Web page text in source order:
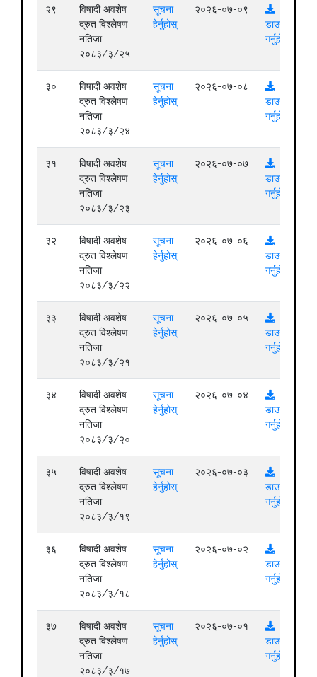
२९
विषादी अवशेष
द्रुत विश्लेषण
नतिजा
२०८३/३/२५
सूचना
हेर्नुहोस्
२०२६-०७-०९
डाउनलोड
गर्नुहोस्
३०
विषादी अवशेष
द्रुत विश्लेषण
नतिजा
२०८३/३/२४
सूचना
हेर्नुहोस्
२०२६-०७-०८
डाउनलोड
गर्नुहोस्
३१
विषादी अवशेष
द्रुत विश्लेषण
नतिजा
२०८३/३/२३
सूचना
हेर्नुहोस्
२०२६-०७-०७
डाउनलोड
गर्नुहोस्
३२
विषादी अवशेष
द्रुत विश्लेषण
नतिजा
२०८३/३/२२
सूचना
हेर्नुहोस्
२०२६-०७-०६
डाउनलोड
गर्नुहोस्
३३
विषादी अवशेष
द्रुत विश्लेषण
नतिजा
२०८३/३/२१
सूचना
हेर्नुहोस्
२०२६-०७-०५
डाउनलोड
गर्नुहोस्
३४
विषादी अवशेष
द्रुत विश्लेषण
नतिजा
२०८३/३/२०
सूचना
हेर्नुहोस्
२०२६-०७-०४
डाउनलोड
गर्नुहोस्
३५
विषादी अवशेष
द्रुत विश्लेषण
नतिजा
२०८३/३/१९
सूचना
हेर्नुहोस्
२०२६-०७-०३
डाउनलोड
गर्नुहोस्
३६
विषादी अवशेष
द्रुत विश्लेषण
नतिजा
२०८३/३/१८
सूचना
हेर्नुहोस्
२०२६-०७-०२
डाउनलोड
गर्नुहोस्
३७
विषादी अवशेष
द्रुत विश्लेषण
नतिजा
२०८३/३/१७
सूचना
हेर्नुहोस्
२०२६-०७-०१
डाउनलोड
गर्नुहोस्